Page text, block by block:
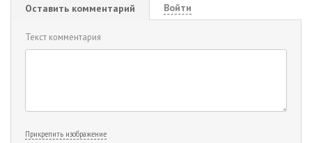
Оставить комментарий Войти
Текст комментария
Прикрепить изображение